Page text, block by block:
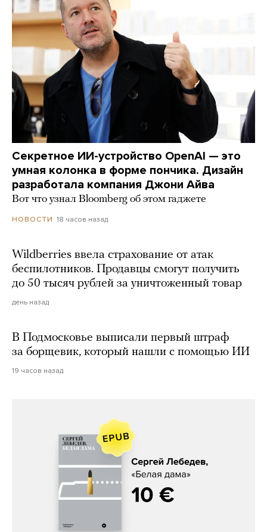
Секретное ИИ-устройство OpenAI — это
умная колонка в форме пончика. Дизайн
разработала компания Джони Айва
Вот что узнал Bloomberg об этом гаджете
НОВОСТИ 18 часов назад
Wildberries ввела страхование от атак
беспилотников. Продавцы смогут получить
до 50 тысяч рублей за уничтоженный товар
день назад
В Подмосковье выписали первый штраф
за борщевик, который нашли с помощью ИИ
19 часов назад